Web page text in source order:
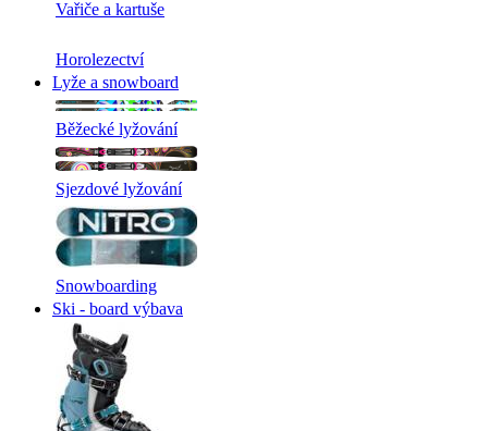
Vařiče a kartuše
Horolezectví
Lyže a snowboard
Běžecké lyžování
Sjezdové lyžování
Snowboarding
Ski - board výbava